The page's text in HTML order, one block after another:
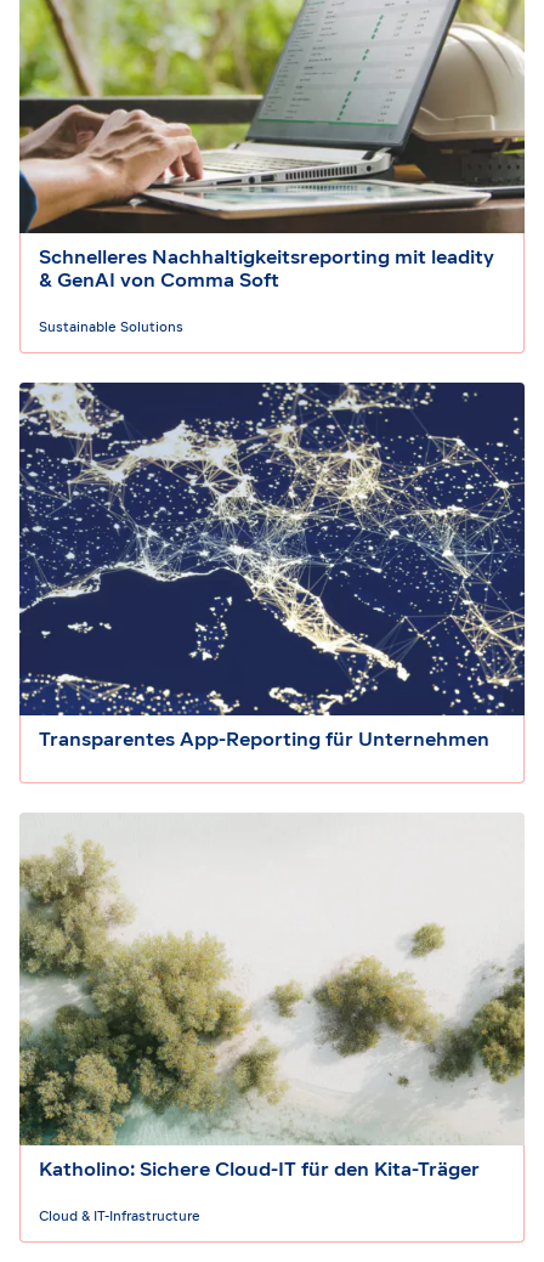
Schnelleres Nachhaltigkeitsreporting mit leadity
& GenAI von Comma Soft
Sustainable Solutions
Transparentes App-Reporting für Unternehmen
Katholino: Sichere Cloud-IT für den Kita-Träger
Cloud & IT-Infrastructure